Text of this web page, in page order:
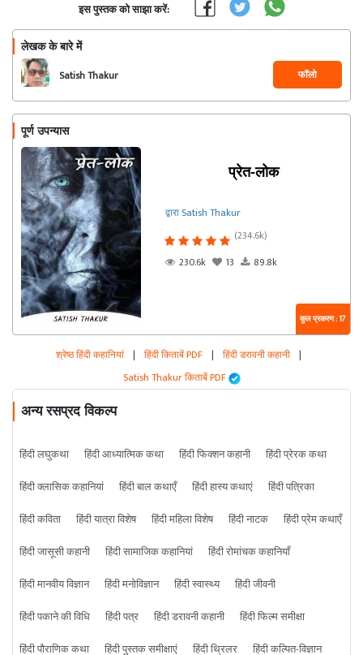
इस पुस्तक को साझा करें:
लेखक के बारे में
Satish Thakur फॉलो
पूर्ण उपन्यास
प्रेत-लोक
द्वारा Satish Thakur
(234.6k)
230.6k
13 89.8k
कुल प्रकरण : 17
श्रेष्ठ हिंदी कहानियां | हिंदी किताबें PDF | हिंदी डरावनी कहानी |
Satish Thakur किताबें PDF
अन्य रसप्रद विकल्प
हिंदी लघुकथा हिंदी आध्यात्मिक कथा हिंदी फिक्शन कहानी
हिंदी प्रेरक कथा
हिंदी क्लासिक कहानियां
हिंदी बाल कथाएँ हिंदी हास्य कथाएं
हिंदी पत्रिका
हिंदी कविता
हिंदी यात्रा विशेष हिंदी महिला विशेष हिंदी नाटक
हिंदी प्रेम कथाएँ
हिंदी जासूसी कहानी
हिंदी सामाजिक कहानियां
हिंदी रोमांचक कहानियाँ
हिंदी मानवीय विज्ञान
हिंदी मनोविज्ञान हिंदी स्वास्थ्य
हिंदी जीवनी
हिंदी पकाने की विधि
हिंदी पत्र हिंदी डरावनी कहानी
हिंदी फिल्म समीक्षा
हिंदी पौराणिक कथा
हिंदी पुस्तक समीक्षाएं हिंदी थ्रिलर हिंदी कल्पित-विज्ञान